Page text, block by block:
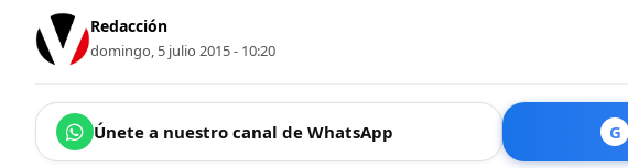
Redacción
domingo, 5 julio 2015 - 10:20
Únete a nuestro canal de WhatsApp G